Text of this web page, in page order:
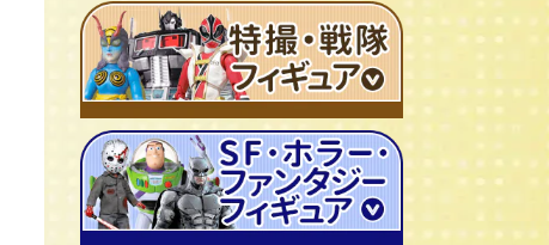
ソフビ
広告ノベルティグッズ
ジャンボマシンダー
キャラクター消しゴム
ビックリマンシール
ダイアクロン
変身サイボーグ
昭和レトロなミニカー
ワンピース/ONE PIECE
聖闘士聖矢
キン肉マン
ドラゴンボール
北斗の拳
仮面ライダー